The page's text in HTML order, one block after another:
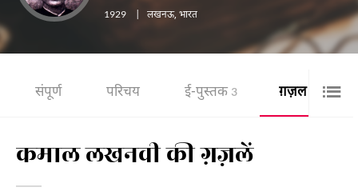
1929 लखनऊ, भारत
संपूर्ण परिचय ई-पुस्तक 3 ग़ज़ल
कमाल लखनवी की ग़ज़लें